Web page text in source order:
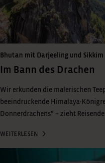
Bhutan mit Darjeeling und Sikkim
Im Bann des Drachen
Wir erkunden die malerischen
beeindruckende Himalaya-
Donnerdrachens“ – zieht
WEITERLESEN